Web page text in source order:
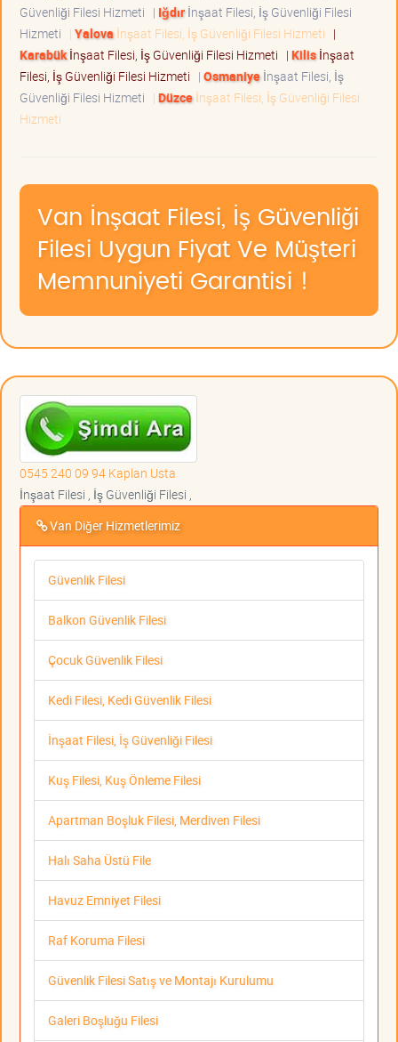
Güvenliği Filesi Hizmeti | Iğdırİnşaat Filesi, İş Güvenliği Filesi
Hizmeti | Yalova İnşaat Filesi, İş Güvenliği Filesi Hizmeti |
Karabükİnşaat Filesi, İş Güvenliği Filesi Hizmeti | Kilisİnşaat
Filesi, İş Güvenliği Filesi Hizmeti | Osmaniyeİnşaat Filesi, İş
Güvenliği Filesi Hizmeti | Düzceİnşaat Filesi, İş Güvenliği Filesi
Hizmeti
Van İnşaat Filesi, İş Güvenliği
Filesi Uygun Fiyat Ve Müşteri
Memnuniyeti Garantisi !
0545 240 09 94 Kaplan Usta
İnşaat Filesi , İş Güvenliği Filesi ,
Van Diğer Hizmetlerimiz
Güvenlik Filesi
Balkon Güvenlik Filesi
Çocuk Güvenlik Filesi
Kedi Filesi, Kedi Güvenlik Filesi
İnşaat Filesi, İş Güvenliği Filesi
Kuş Filesi, Kuş Önleme Filesi
Apartman Boşluk Filesi, Merdiven Filesi
Halı Saha Üstü File
Havuz Emniyet Filesi
Raf Koruma Filesi
Güvenlik Filesi Satış ve Montajı Kurulumu
Galeri Boşluğu Filesi